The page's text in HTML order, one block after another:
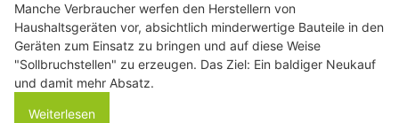
Manche Verbraucher werfen den Herstellern von
Haushaltsgeräten vor, absichtlich minderwertige Bauteile in den
Geräten zum Einsatz zu bringen und auf diese Weise
"Sollbruchstellen" zu erzeugen. Das Ziel: Ein baldiger Neukauf
und damit mehr Absatz.
Weiterlesen